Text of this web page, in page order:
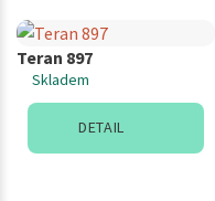
Teran 897
Skladem
DETAIL